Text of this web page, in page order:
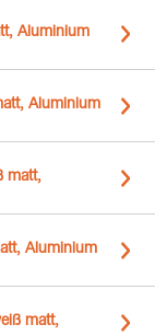
Aluminium
Aluminium
matt,
Aluminium
matt,